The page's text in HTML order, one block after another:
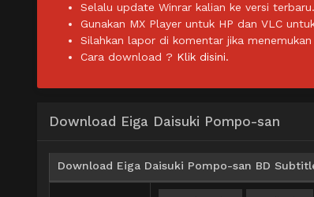
Selalu update Winrar kalian ke versi terbaru.
Gunakan MX Player untuk HP dan VLC
Silahkan lapor di komentar jika menemukan
Cara download ? Klik disini.
Download Eiga Daisuki Pompo-san
Download Eiga Daisuki Pompo-san BD